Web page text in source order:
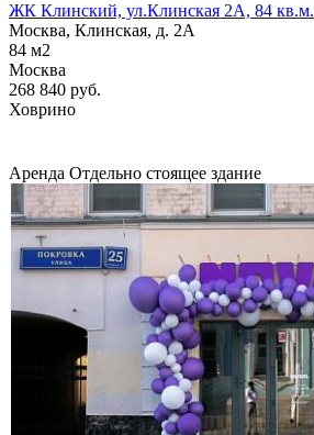
ЖК Клинский, ул.Клинская 2А, 84 кв.м.
Москва, Клинская, д. 2А
84 м2
Москва
268 840 руб.
Ховрино
Аренда Отдельно стоящее здание